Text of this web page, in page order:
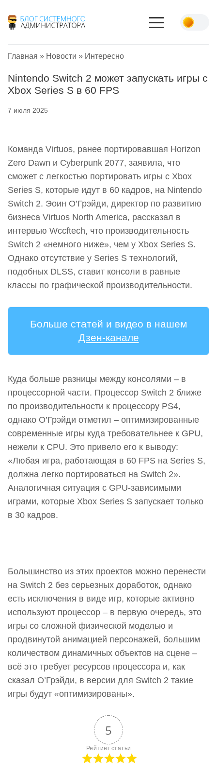
Главная » Новости » Интересно
Nintendo Switch 2 может запускать игры с
Xbox Series S в 60 FPS
7 июля 2025
Команда Virtuos, ранее портировавшая Horizon
Zero Dawn и Cyberpunk 2077, заявила, что
сможет с легкостью портировать игры с Xbox
Series S, которые идут в 60 кадров, на Nintendo
Switch 2. Эоин О’Грэйди, директор по развитию
бизнеса Virtuos North America, рассказал в
интервью Wccftech, что производительность
Switch 2 «немного ниже», чем у Xbox Series S.
Однако отсутствие у Series S технологий,
подобных DLSS, ставит консоли в равные
классы по графической производительности.
Больше статей и видео в нашем
Дзен-канале
Куда больше разницы между консолями – в
процессорной части. Процессор Switch 2 ближе
по производительности к процессору PS4,
однако О’Грэйди отметил – оптимизированные
современные игры куда требовательнее к GPU,
нежели к CPU. Это привело его к выводу:
«Любая игра, работающая в 60 FPS на Series S,
должна легко портироваться на Switch 2».
Аналогичная ситуация с GPU-зависимыми
играми, которые Xbox Series S запускает только
в 30 кадров.
Большинство из этих проектов можно перенести
на Switch 2 без серьезных доработок, однако
есть исключения в виде игр, которые активно
используют процессор – в первую очередь, это
игры со сложной физической моделью и
продвинутой анимацией персонажей, большим
количеством динамичных объектов на сцене –
всё это требует ресурсов процессора и, как
сказал О’Грэйди, в версии для Switch 2 такие
игры будут «оптимизированы».
5
Рейтинг статьи